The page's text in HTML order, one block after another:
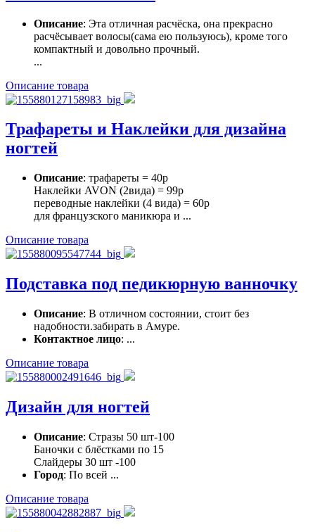
Описание: Эта отличная расчёска, она прекрасно
расчёсывает волосы(сама ею пользуюсь), кроме того
компактный и довольно прочный.
...
Описание товара
Трафареты и Наклейки для дизайна
ногтей
Описание: трафареты = 40р
Наклейки AVON (2вида) = 99р
переводные наклейки (4 вида) = 60р
для французского маникюра и ...
Описание товара
Подставка под педикюрную ванночку
Описание: В отличном состоянии, стоит без
надобности.забирать в Амуре.
Контактное лицо: ...
Описание товара
Дизайн для ногтей
Описание: Стразы 50 шт-100
Баночки с блёстками по 15
Слайдеры 30 шт -100
Город: По всей ...
Описание товара